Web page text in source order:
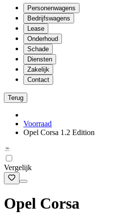
Personenwagens
Bedrijfswagens
Lease
Onderhoud
Schade
Diensten
Zakelijk
Contact
Terug
Voorraad
Opel Corsa 1.2 Edition
Vergelijk
Opel Corsa